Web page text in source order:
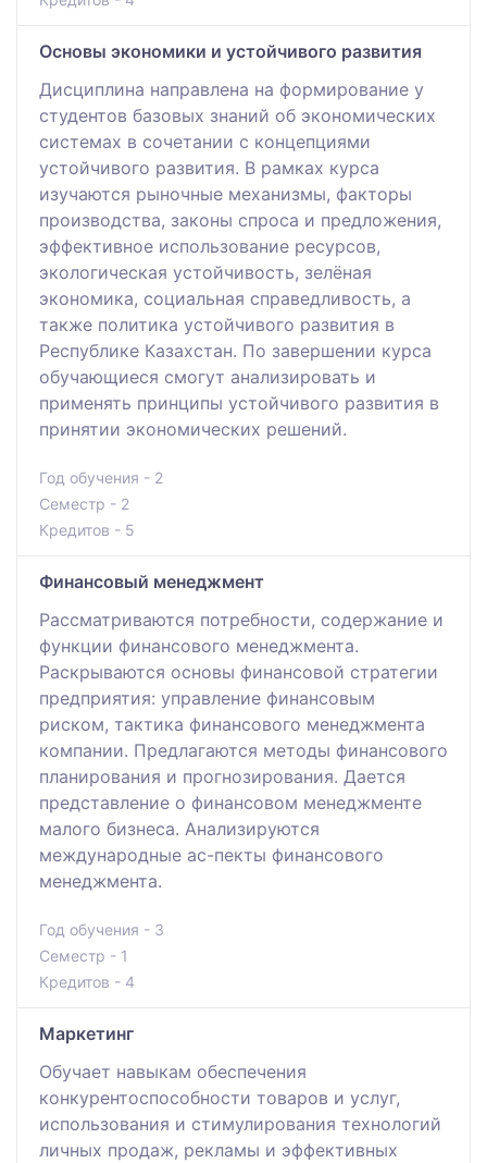
Основы экономики и устойчивого развития
Дисциплина направлена на формирование у
студентов базовых знаний об экономических
системах в сочетании с концепциями
устойчивого развития. В рамках курса
изучаются рыночные механизмы, факторы
производства, законы спроса и предложения,
эффективное использование ресурсов,
экологическая устойчивость, зелёная
экономика, социальная справедливость, а
также политика устойчивого развития в
Республике Казахстан. По завершении курса
обучающиеся смогут анализировать и
применять принципы устойчивого развития в
принятии экономических решений.
Год обучения - 2
Семестр - 2
Кредитов - 5
Финансовый менеджмент
Рассматриваются потребности, содержание и
функции финансового менеджмента.
Раскрываются основы финансовой стратегии
предприятия: управление финансовым
риском, тактика финансового менеджмента
компании. Предлагаются методы финансового
планирования и прогнозирования. Дается
представление о финансовом менеджменте
малого бизнеса. Анализируются
международные ас-пекты финансового
менеджмента.
Год обучения - 3
Семестр - 1
Кредитов - 4
Маркетинг
Обучает навыкам обеспечения
конкурентоспособности товаров и услуг,
использования и стимулирования технологий
личных продаж, рекламы и эффективных